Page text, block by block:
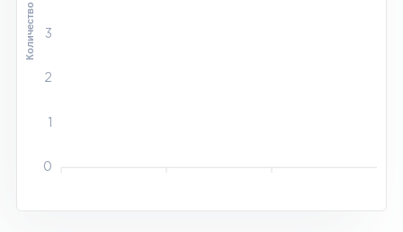
3
2
1
0
Количество